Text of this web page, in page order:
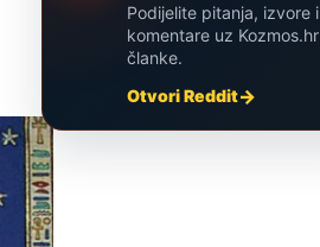
Podijelite pitanja, izvore i
komentare uz Kozmos.hr
članke.
Otvori Reddit